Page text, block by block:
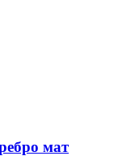
мат